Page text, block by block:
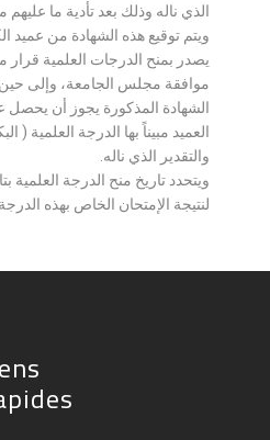
الذي ناله وذلك بعد تأدية ما
ويتم توقيع هذه الشهادة من عميد
يصدر بمنح الدرجات العلمية
موافقة مجلس الجامعة، وإلى
الشهادة المذكورة يجوز أن يحصل
العميد مبيناً بها الدرجة العلمية (
والتقدير الذي ناله.
ويتحدد تاريخ منح الدرجة العلمية
لنتيجة الإمتحان الخاص بهذه الدرجة.